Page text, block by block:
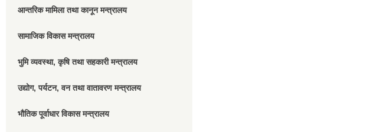
आन्तरिक मामिला तथा कानून मन्त्रालय
सामाजिक विकास मन्त्रालय
भुमि व्यवस्था, कृषि तथा सहकारी मन्त्रालय
उद्योग, पर्यटन, वन तथा वातावरण मन्त्रालय
भौतिक पूर्वाधार विकास मन्त्रालय